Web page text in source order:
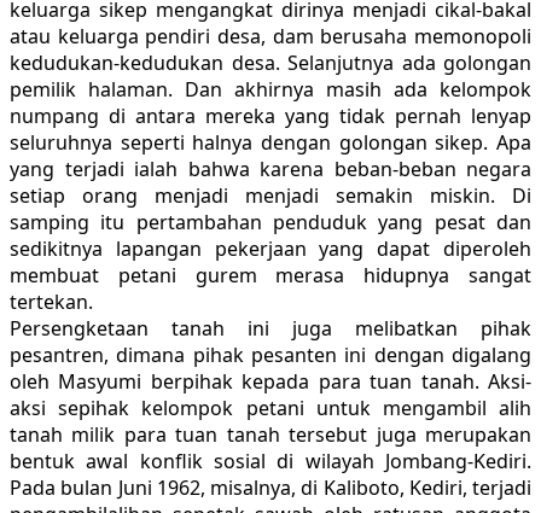
keluarga sikep mengangkat dirinya menjadi cikal-bakal
atau keluarga pendiri desa, dam berusaha memonopoli
kedudukan-kedudukan desa. Selanjutnya ada golongan
pemilik halaman. Dan akhirnya masih ada kelompok
numpang di antara mereka yang tidak pernah lenyap
seluruhnya seperti halnya dengan golongan sikep. Apa
yang terjadi ialah bahwa karena beban-beban negara
setiap orang menjadi menjadi semakin miskin. Di
samping itu pertambahan penduduk yang pesat dan
sedikitnya lapangan pekerjaan yang dapat diperoleh
membuat petani gurem merasa hidupnya sangat
tertekan.
Persengketaan tanah ini juga melibatkan pihak
pesantren, dimana pihak pesanten ini dengan digalang
oleh Masyumi berpihak kepada para tuan tanah. Aksi-
aksi sepihak kelompok petani untuk mengambil alih
tanah milik para tuan tanah tersebut juga merupakan
bentuk awal konflik sosial di wilayah Jombang-Kediri.
Pada bulan Juni 1962, misalnya, di Kaliboto, Kediri, terjadi